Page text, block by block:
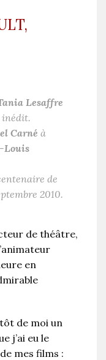
Lesaffre
inédit.
Carné à
Louis
de
2010.
de théâtre,
en
de moi un
j’ai eu le
mes films :